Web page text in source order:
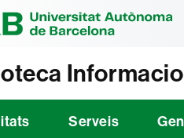
Serveis